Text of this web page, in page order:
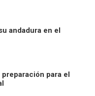
andadura en el
para el